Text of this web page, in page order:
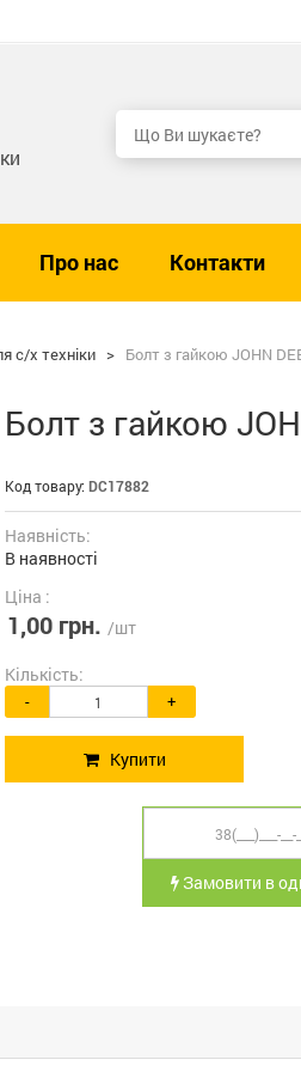
Про нас Контакти
с/х техніки > Болт з гайкою JOHN
Болт з гайкою
Код товару: DC17882
Наявність:
В наявності
Ціна :
1,00 грн. /шт
Кількість:
- +
Купити
Замовити в